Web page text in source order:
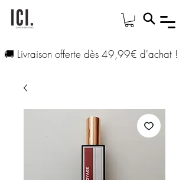
🚚 Livraison offerte dès 49,99€ d'achat !